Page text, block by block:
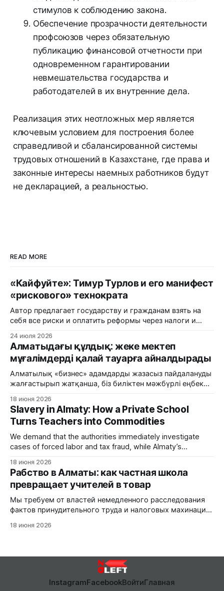
стимулов к соблюдению закона.
Обеспечение прозрачности деятельности
профсоюзов через обязательную
публикацию финансовой отчетности при
одновременном гарантировании
невмешательства государства и
работодателей в их внутренние дела.
Реализация этих неотложных мер является
ключевым условием для построения более
справедливой и сбалансированной системы
трудовых отношений в Казахстане, где права и
законные интересы наемных работников будут
не декларацией, а реальностью.
READ MORE
«Кайфуйте»: Тимур Турлов и его манифест
«рискового» технократа
Автор предлагает государству и гражданам взять на
себя все риски и оплатить реформы через налоги и
капитал продолжает паразитировать на бюджетных
потоках.
24 июля 2026
Алматыдағы құлдық: жеке мектеп
мұғалімдерді қалай тауарға айналдырады
Алматылық «бизнес» адамдарды жазасыз пайдалануды
жалғастырып жатқанша, біз биліктен мәжбүрлі еңбек
етеміз.
18 июня 2026
Slavery in Almaty: How a Private School
Turns Teachers into Commodities
We demand that the authorities immediately investigate
cases of forced labor and tax fraud, while Almaty’s
18 июня 2026
Рабство в Алматы: как частная школа
превращает учителей в товар
Мы требуем от властей немедленного расследования
фактов принудительного труда и налоговых махинаций,
эксплуатировать людей.
18 июня 2026
InstagramFacebookВойтиГлавная